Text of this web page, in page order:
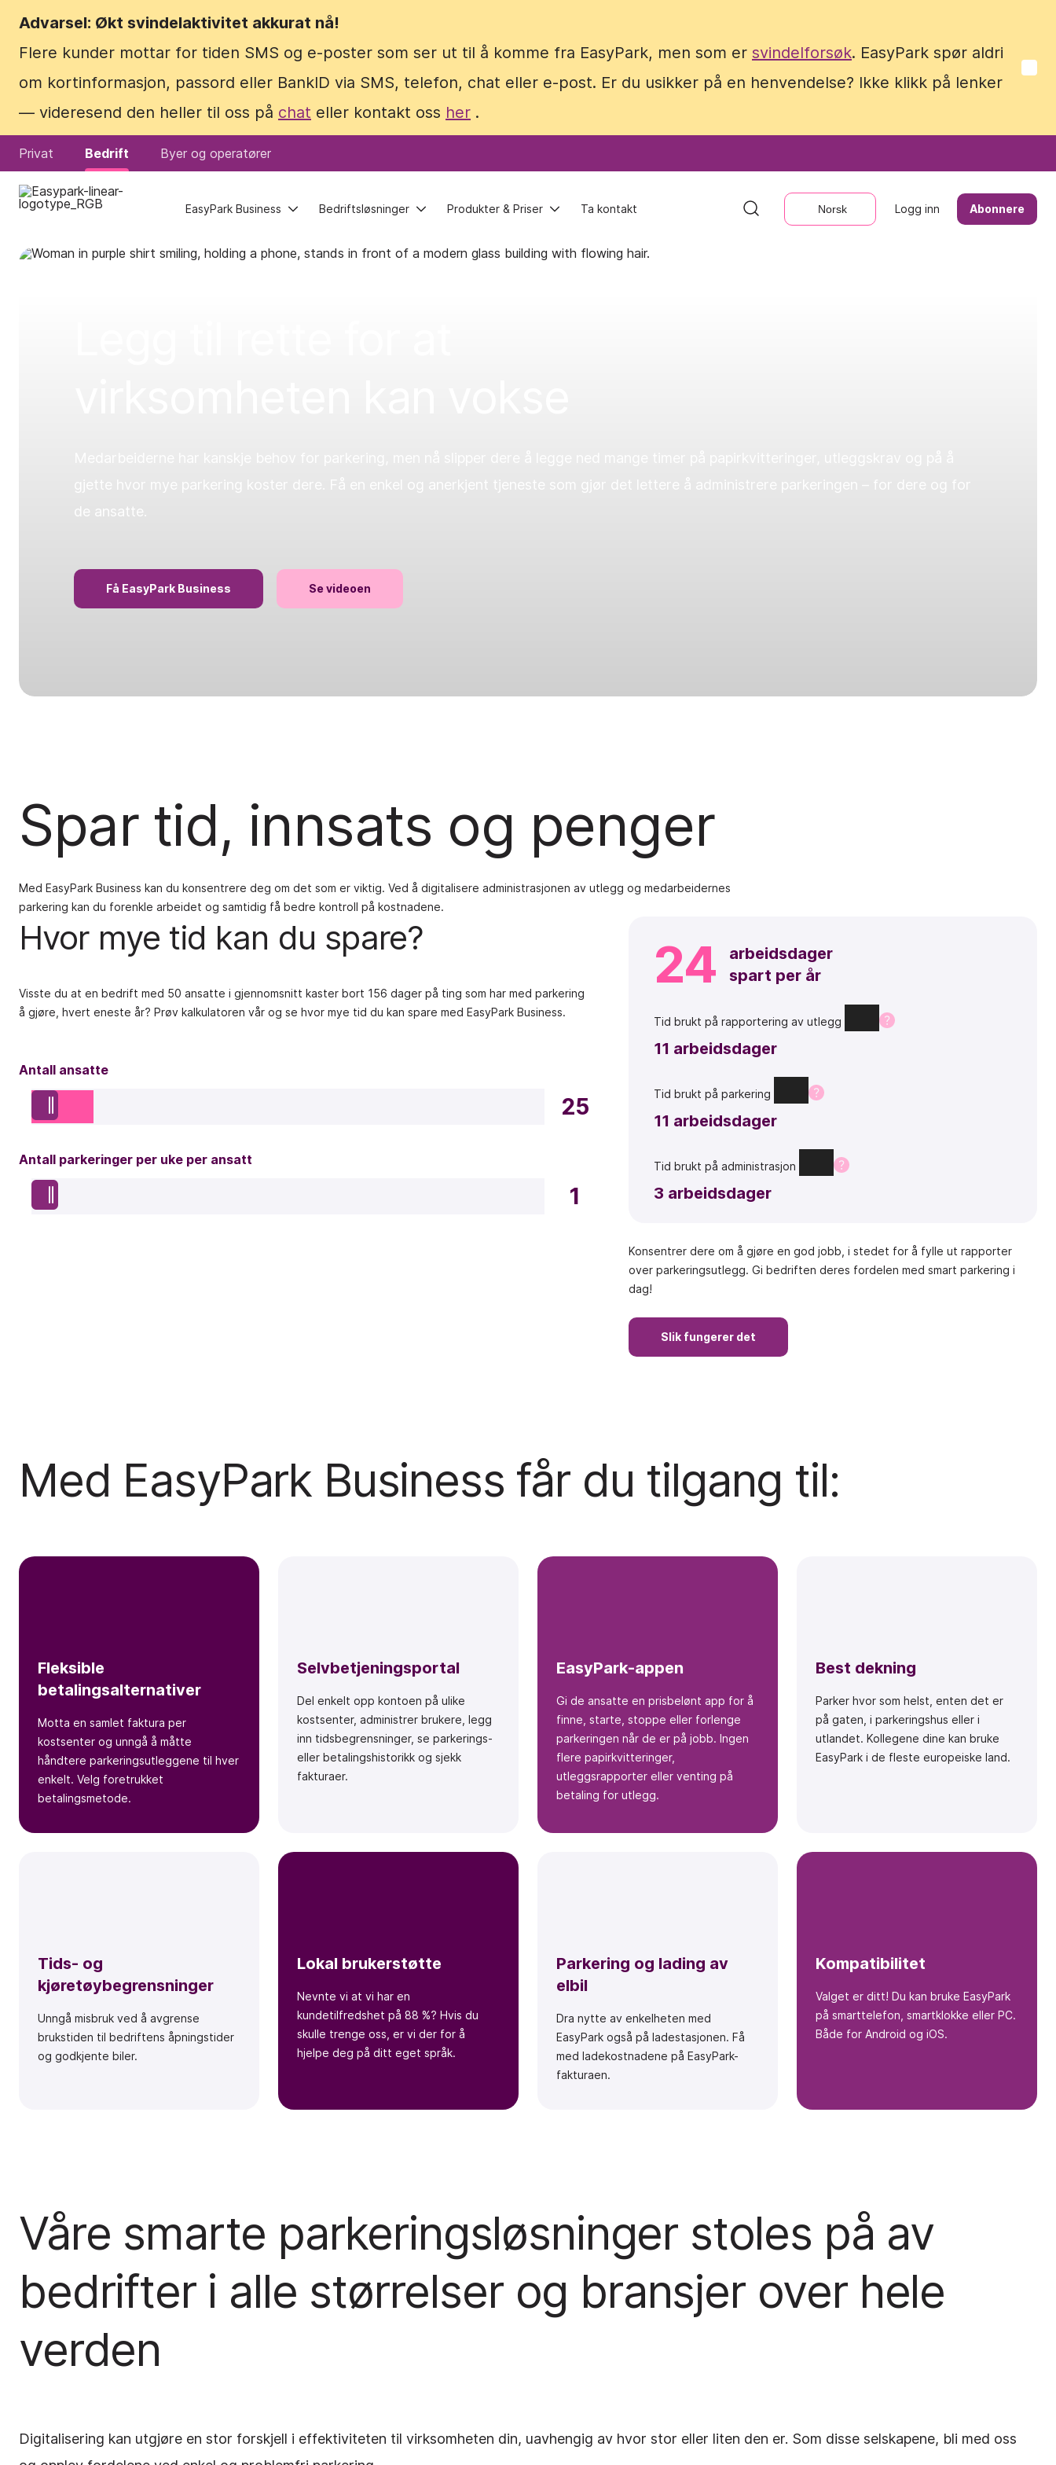
Advarsel: Økt svindelaktivitet akkurat nå!
Flere kunder mottar for tiden SMS og e-poster som ser ut til å komme fra EasyPark, men som er svindelforsøk. EasyPark spør aldri
om kortinformasjon, passord eller BankID via SMS, telefon, chat eller e-post. Er du usikker på en henvendelse? Ikke klikk på lenker
— videresend den heller til oss på chat eller kontakt oss her .
Privat Bedrift Byer og operatører
EasyPark Business Bedriftsløsninger Produkter & Priser Ta kontakt Norsk Logg inn Abonnere
Advarsel: Økt svindelaktivitet akkurat nå!
Flere kunder mottar for tiden SMS og e-poster som ser ut til å komme fra EasyPark, men som er svindelforsøk. EasyPark spør aldri
om kortinformasjon, passord eller BankID via SMS, telefon, chat eller e-post. Er du usikker på en henvendelse? Ikke klikk på lenker
— videresend den heller til oss på chat eller kontakt oss her .
Privat Bedrift Byer og operatører
EasyPark Business Bedriftsløsninger Produkter & Priser Ta kontakt Norsk Logg inn Abonnere
de ansatte.
Få EasyPark Business Se videoen
Spar tid, innsats og penger
Med EasyPark Business kan du konsentrere deg om det som er viktig. Ved å digitalisere administrasjonen av utlegg og medarbeidernes
parkering kan du forenkle arbeidet og samtidig få bedre kontroll på kostnadene.
Hvor mye tid kan du spare?
Visste du at en bedrift med 50 ansatte i gjennomsnitt kaster bort 156 dager på ting som har med parkering
å gjøre, hvert eneste år? Prøv kalkulatoren vår og se hvor mye tid du kan spare med EasyPark Business.
Antall ansatte
25
Antall parkeringer per uke per ansatt
1
24
arbeidsdager
spart per år
Tid brukt på rapportering av utlegg
11 arbeidsdager
Tid brukt på parkering
11 arbeidsdager
Tid brukt på administrasjon
3 arbeidsdager
Konsentrer dere om å gjøre en god jobb, i stedet for å fylle ut rapporter
over parkeringsutlegg. Gi bedriften deres fordelen med smart parkering i
dag!
Slik fungerer det
Med EasyPark Business får du tilgang til:
Fleksible
betalingsalternativer
Motta en samlet faktura per
kostsenter og unngå å måtte
håndtere parkeringsutleggene til hver
enkelt. Velg foretrukket
betalingsmetode.
Selvbetjeningsportal
Del enkelt opp kontoen på ulike
kostsenter, administrer brukere, legg
inn tidsbegrensninger, se parkerings-
eller betalingshistorikk og sjekk
fakturaer.
EasyPark-appen
Gi de ansatte en prisbelønt app for å
finne, starte, stoppe eller forlenge
parkeringen når de er på jobb. Ingen
flere papirkvitteringer,
utleggsrapporter eller venting på
betaling for utlegg.
Best dekning
Parker hvor som helst, enten det er
på gaten, i parkeringshus eller i
utlandet. Kollegene dine kan bruke
EasyPark i de fleste europeiske land.
Tids- og
kjøretøybegrensninger
Unngå misbruk ved å avgrense
brukstiden til bedriftens åpningstider
og godkjente biler.
Lokal brukerstøtte
Nevnte vi at vi har en
kundetilfredshet på 88 %? Hvis du
skulle trenge oss, er vi der for å
hjelpe deg på ditt eget språk.
Parkering og lading av
elbil
Dra nytte av enkelheten med
EasyPark også på ladestasjonen. Få
med ladekostnadene på EasyPark-
fakturaen.
Kompatibilitet
Valget er ditt! Du kan bruke EasyPark
på smarttelefon, smartklokke eller PC.
Både for Android og iOS.
Våre smarte parkeringsløsninger stoles på av
bedrifter i alle størrelser og bransjer over hele
verden
Digitalisering kan utgjøre en stor forskjell i effektiviteten til virksomheten din, uavhengig av hvor stor eller liten den er. Som disse selskapene, bli med oss